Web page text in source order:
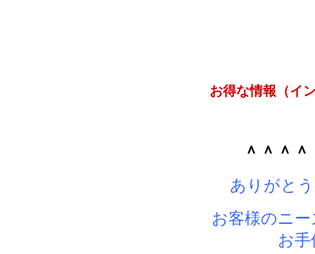
お得な情報（イ
＾＾＾
ありがと
お客様のニ
お